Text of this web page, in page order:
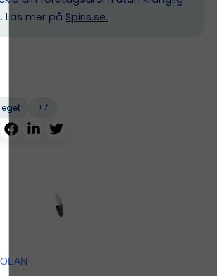
Läs mer på Spiris.se.
+7